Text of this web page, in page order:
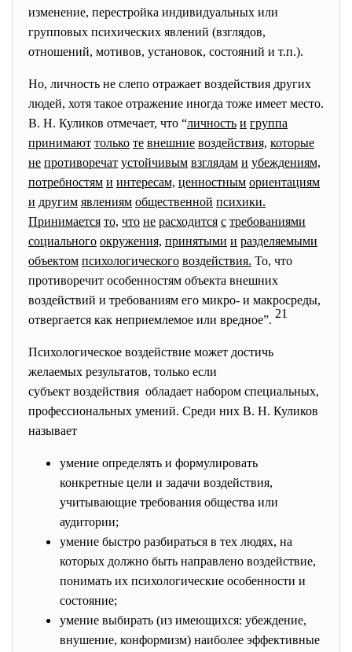
изменение, перестройка индивидуальных или
групповых психических явлений (взглядов,
отношений, мотивов, установок, состояний и т.п.).
Но, личность не слепо отражает воздействия других
людей, хотя такое отражение иногда тоже имеет место.
В. Н. Куликов отмечает, что “личность и группа
принимают только те внешние воздействия, которые
не противоречат устойчивым взглядам и убеждениям,
потребностям и интересам, ценностным ориентациям
и другим явлениям общественной психики.
Принимается то, что не расходится с требованиями
социального окружения, принятыми и разделяемыми
объектом психологического воздействия. То, что
противоречит особенностям объекта внешних
воздействий и требованиям его микро- и макросреды,
отвергается как неприемлемое или вредное”. 21
Психологическое воздействие может достичь
желаемых результатов, только если
субъект воздействия обладает набором специальных,
профессиональных умений. Среди них В. Н. Куликов
называет
умение определять и формулировать
конкретные цели и задачи воздействия,
учитывающие требования общества или
аудитории;
умение быстро разбираться в тех людях, на
которых должно быть направлено воздействие,
понимать их психологические особенности и
состояние;
умение выбирать (из имеющихся: убеждение,
внушение, конформизм) наиболее эффективные